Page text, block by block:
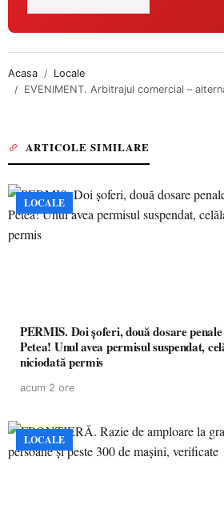
Acasa
Locale
EVENIMENT. Arbitrajul comercial –
ARTICOLE SIMILARE
LOCALE
PERMIS. Doi șoferi, două dosare
Petea! Unul avea permisul suspendat,
niciodată permis
acum 2 ore
LOCALE